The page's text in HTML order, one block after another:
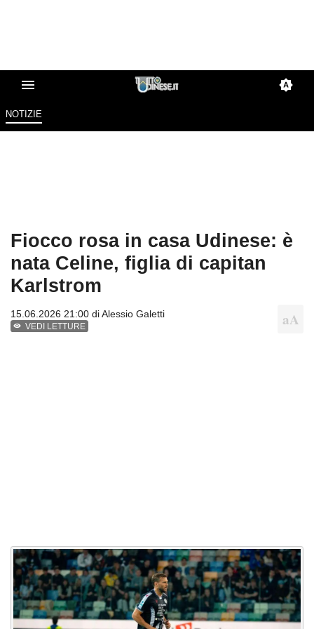
NOTIZIE
Fiocco rosa in casa Udinese: è
nata Celine, figlia di capitan
Karlstrom
15.06.2026 21:00 diAlessio Galetti
VEDI LETTURE